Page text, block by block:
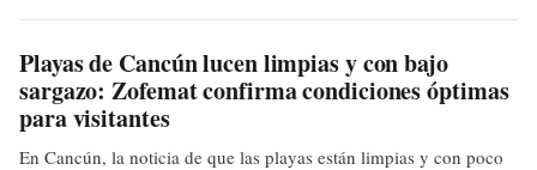
dinámica, al menos Tulum ofrece mar Caribe y zonas
arqueológicas sin tener que pisar el tráfico de la capital. Algo es
algo, y a la orilla del mar, la energía siempre se siente mejor, con o
sin túnica.
Playas de Cancún lucen limpias y con bajo
sargazo: Zofemat confirma condiciones óptimas
para visitantes
En Cancún, la noticia de que las playas están limpias y con poco